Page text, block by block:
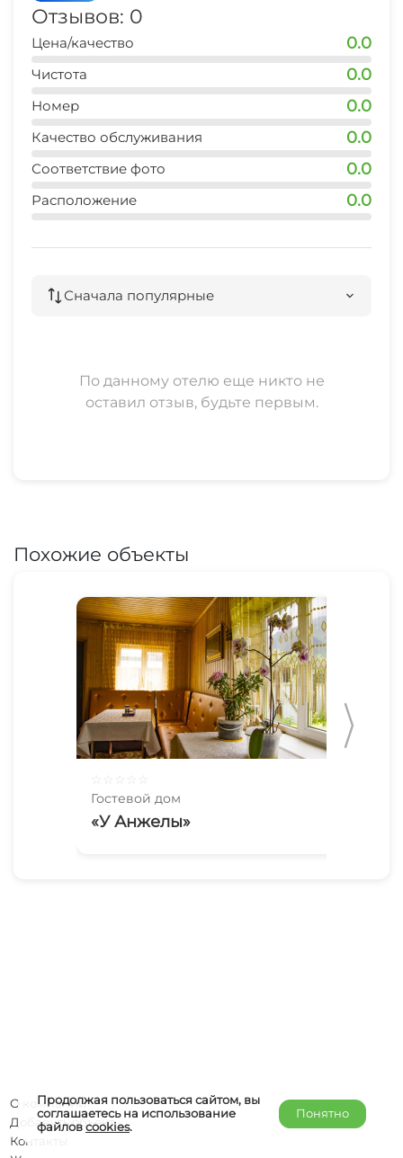
Отзывов: 0
Цена/качество 0.0
Чистота 0.0
Номер 0.0
Качество обслуживания 0.0
Соответствие фото 0.0
Расположение 0.0
Сначала популярные
По данному отелю еще никто не
оставил отзыв, будьте первым.
Похожие объекты
Гостевой дом
«У Анжелы»
Продолжая пользоваться сайтом, вы
соглашаетесь на использование
файловcookies.
Понятно
О компании
Добавить объект
Контакты